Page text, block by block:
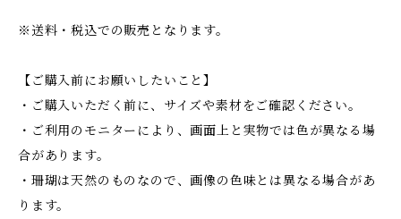
※送料・税込での販売となります。
【ご購入前にお願いしたいこと】
・ご購入いただく前に、サイズや素材をご確認ください。
・ご利用のモニターにより、画面上と実物では色が異なる場
合があります。
・珊瑚は天然のものなので、画像の色味とは異なる場合があ
ります。